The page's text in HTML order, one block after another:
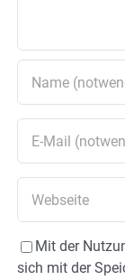
Mit der
sich mit der